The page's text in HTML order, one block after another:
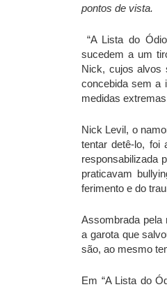
pontos de vista.
“A Lista do
sucedem a um
Nick, cujos alvos
concebida sem a
medidas
Nick Levil, o
tentar detê-lo, foi
responsabilizada
praticavam
ferimento e do
Assombrada pela
a garota que
são, ao mesmo
Em “A Lista do